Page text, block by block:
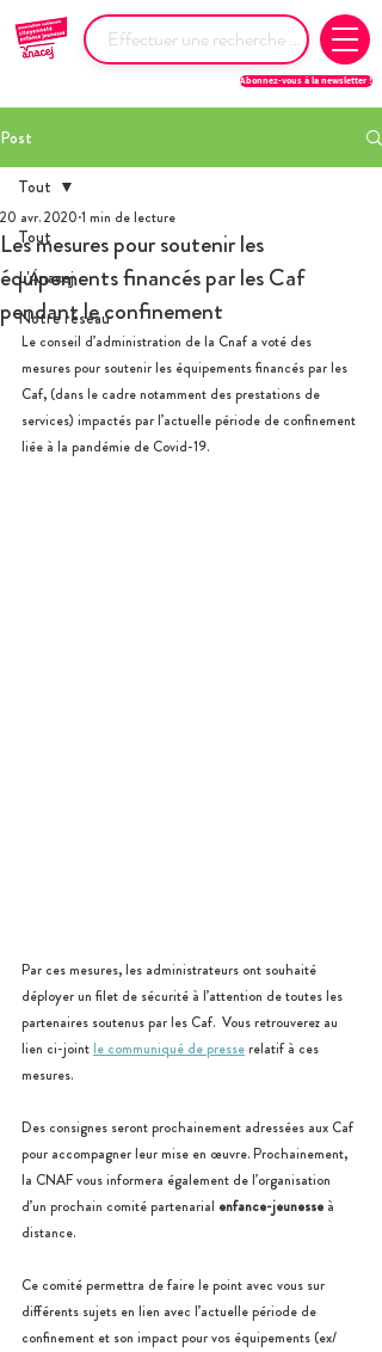
Abonnez-vous à la newsletter !
Post
Tout
L'Anacej
Notre réseau
Tout
Les mesures pour soutenir les
équipements financés par les Caf
pendant le confinement
20 avr. 2020 1 min de lecture
Le conseil d’administration de la Cnaf a voté des
mesures pour soutenir les équipements financés par les
Caf, (dans le cadre notamment des prestations de
services) impactés par l’actuelle période de confinement
liée à la pandémie de Covid-19.
Par ces mesures, les administrateurs ont souhaité
déployer un filet de sécurité à l’attention de toutes les
partenaires soutenus par les Caf.  Vous retrouverez au
lien ci-joint le communiqué de presse relatif à ces
mesures.
Des consignes seront prochainement adressées aux Caf
pour accompagner leur mise en œuvre. Prochainement,
la CNAF vous informera également de l’organisation
d’un prochain comité partenarial enfance-jeunesse à
distance.
Ce comité permettra de faire le point avec vous sur
différents sujets en lien avec l’actuelle période de
confinement et son impact pour vos équipements (ex/